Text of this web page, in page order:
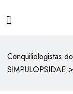
Conquiliologistas
SIMPULOPSIDAE >